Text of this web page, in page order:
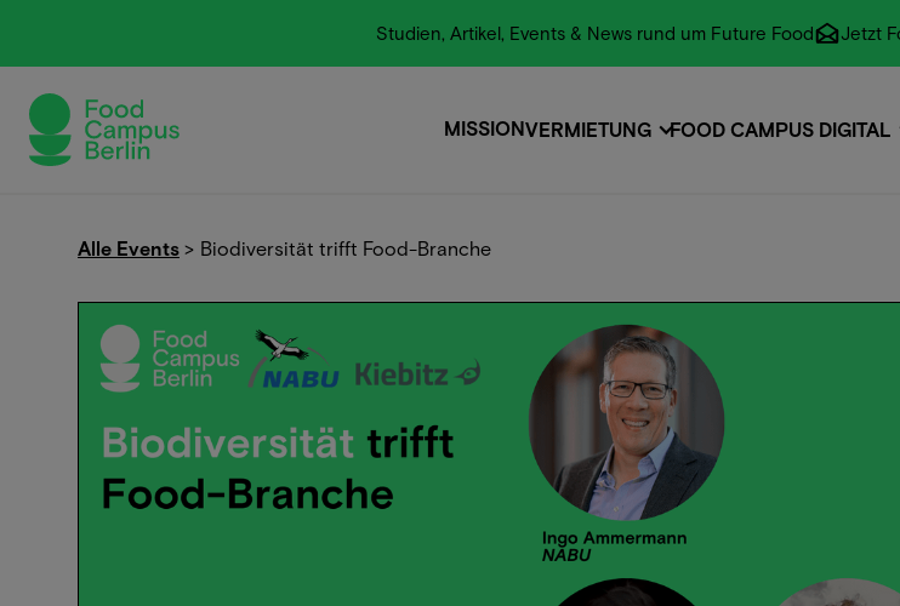
Alle Events > Biodiversität trifft Food-Branche
Studien, Artikel, Events & News rund um Future Food Jetzt
MISSIONVERMIETUNG FOOD CAMPUS DIGITAL